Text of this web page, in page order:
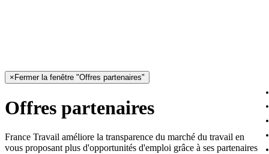
× Fermer la fenêtre "Offres partenaires"
Offres partenaires
France Travail améliore la transparence du marché du travail en
vous proposant plus d'opportunités d'emploi grâce à ses partenaires